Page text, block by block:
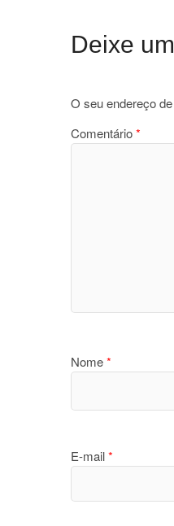
Deixe
O seu endereço
Comentário*
Nome*
E-mail*